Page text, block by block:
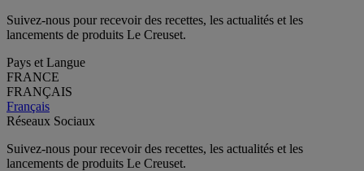
Suivez-nous pour recevoir des recettes, les actualités et les
lancements de produits Le Creuset.
Pays et Langue
FRANCE
FRANÇAIS
Français
Réseaux Sociaux
Suivez-nous pour recevoir des recettes, les actualités et les
lancements de produits Le Creuset.